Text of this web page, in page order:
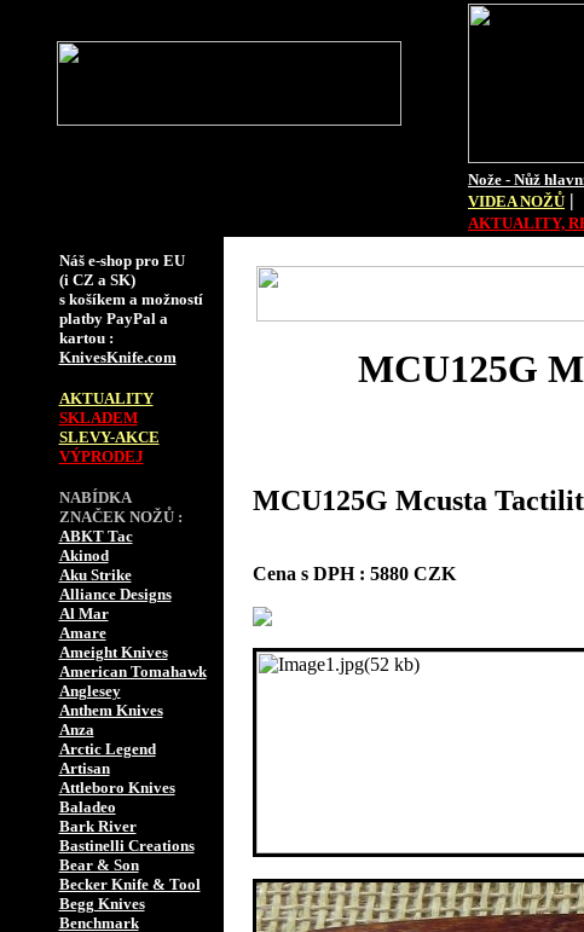
Nože - Nůž
VIDEA NOŽŮ |
AKTUALITY,
Náš e-shop pro EU
(i CZ a SK)
s košíkem a možností
platby PayPal a
kartou :
KnivesKnife.com
AKTUALITY
SKLADEM
SLEVY-AKCE
VÝPRODEJ
NABÍDKA
ZNAČEK NOŽŮ :
ABKT Tac
Akinod
Aku Strike
Alliance Designs
Al Mar
Amare
Ameight Knives
American Tomahawk
Anglesey
Anthem Knives
Anza
Arctic Legend
Artisan
Attleboro Knives
Baladeo
Bark River
Bastinelli Creations
Bear & Son
Becker Knife & Tool
Begg Knives
Benchmark
MCU125G
MCU125G Mcusta
Cena s DPH : 5880 CZK